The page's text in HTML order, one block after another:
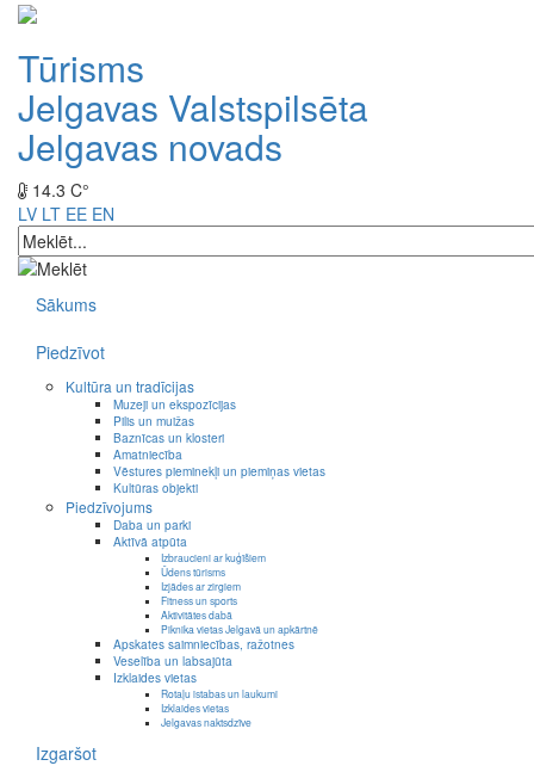
Tūrisms
Jelgavas Valstspilsēta
Jelgavas novads
14.3 C°
LV LT EE EN
Sākums
Piedzīvot
Kultūra un tradīcijas
Muzeji un ekspozīcijas
Pilis un muižas
Baznīcas un klosteri
Amatniecība
Vēstures pieminekļi un piemiņas vietas
Kultūras objekti
Piedzīvojums
Daba un parki
Aktīvā atpūta
Izbraucieni ar kuģīšiem
Ūdens tūrisms
Izjādes ar zirgiem
Fitness un sports
Aktivitātes dabā
Piknika vietas Jelgavā un apkārtnē
Apskates saimniecības, ražotnes
Veselība un labsajūta
Izklaides vietas
Rotaļu istabas un laukumi
Izklaides vietas
Jelgavas naktsdzīve
Izgaršot